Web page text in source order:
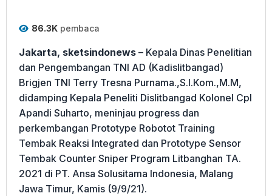
86.3K pembaca
Jakarta, sketsindonews – Kepala Dinas Penelitian
dan Pengembangan TNI AD (Kadislitbangad)
Brigjen TNI Terry Tresna Purnama.,S.I.Kom.,M.M,
didamping Kepala Peneliti Dislitbangad Kolonel Cpl
Apandi Suharto, meninjau progress dan
perkembangan Prototype Robotot Training
Tembak Reaksi Integrated dan Prototype Sensor
Tembak Counter Sniper Program Litbanghan TA.
2021 di PT. Ansa Solusitama Indonesia, Malang
Jawa Timur, Kamis (9/9/21).